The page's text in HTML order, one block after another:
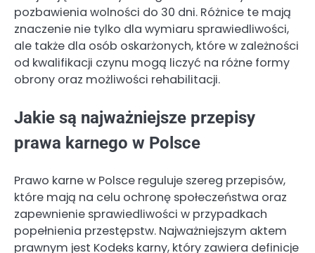
pozbawienia wolności do 30 dni. Różnice te mają
znaczenie nie tylko dla wymiaru sprawiedliwości,
ale także dla osób oskarżonych, które w zależności
od kwalifikacji czynu mogą liczyć na różne formy
obrony oraz możliwości rehabilitacji.
Jakie są najważniejsze przepisy
prawa karnego w Polsce
Prawo karne w Polsce reguluje szereg przepisów,
które mają na celu ochronę społeczeństwa oraz
zapewnienie sprawiedliwości w przypadkach
popełnienia przestępstw. Najważniejszym aktem
prawnym jest Kodeks karny, który zawiera definicje